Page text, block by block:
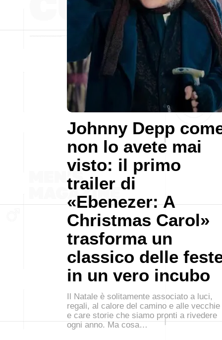
Johnny Depp
non lo avete mai
visto: il primo
trailer di
«Ebenezer: A
Christmas Carol»
trasforma un
classico delle
in un vero incubo
Il Natale è solitamente associato a luci,
regali, al calore del camino e alle vecchie
e care storie che siamo pronti a rivedere
ogni anno. Ma cosa…